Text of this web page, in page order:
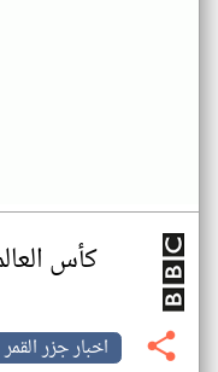
كأس العالم
اخبار جزر القمر